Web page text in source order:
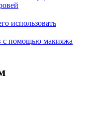
использовать
с помощью макияжа